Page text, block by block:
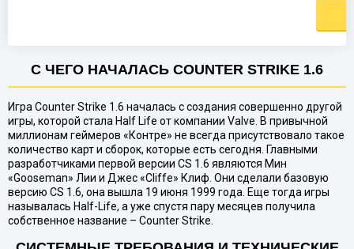
С ЧЕГО НАЧАЛАСЬ COUNTER STRIKE 1.6
Игра Counter Strike 1.6 началась с создания совершенно другой
игры, которой стала Half Life от компании Valve. В привычной
миллионам геймеров «Контре» не всегда присутствовало такое
количество карт и сборок, которые есть сегодня. Главными
разработчиками первой версии CS 1.6 являются Мин
«Gooseman» Лии и Джес «Cliffe» Клиф. Они сделали базовую
версию CS 1.6, она вышла 19 июня 1999 года. Еще тогда игры
называлась Half-Life, а уже спустя пару месяцев получила
собственное название – Counter Strike.